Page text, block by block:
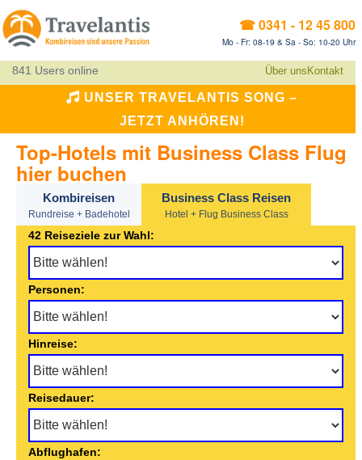
☎ 0341 - 12 45 800
Mo - Fr: 08-19 & Sa - So: 10-20 Uhr
841 Users online Über uns Kontakt
UNSER TRAVELANTIS SONG –
JETZT ANHÖREN!
Top-Hotels mit Business Class Flug
hier buchen
Kombireisen
Rundreise + Badehotel
Business Class Reisen
Hotel + Flug Business Class
42 Reiseziele zur Wahl:
Personen:
Hinreise:
Reisedauer:
Abflughafen: